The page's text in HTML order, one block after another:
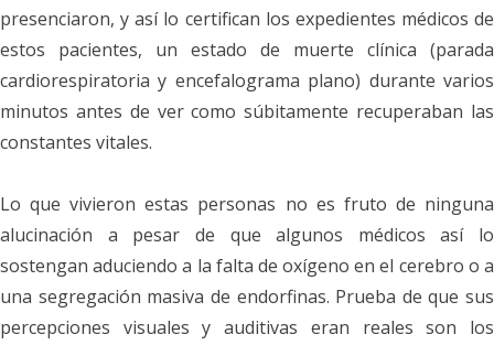
presenciaron, y así lo certifican los expedientes médicos de
estos pacientes, un estado de muerte clínica (parada
cardiorespiratoria y encefalograma plano) durante varios
minutos antes de ver como súbitamente recuperaban las
constantes vitales.
Lo que vivieron estas personas no es fruto de ninguna
alucinación a pesar de que algunos médicos así lo
sostengan aduciendo a la falta de oxígeno en el cerebro o a
una segregación masiva de endorfinas. Prueba de que sus
percepciones visuales y auditivas eran reales son los